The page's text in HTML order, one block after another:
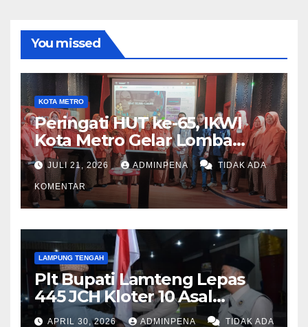
You missed
KOTA METRO
Peringati HUT ke-65, IKWI
Kota Metro Gelar Lomba
Fashion Show
JULI 21, 2026 ADMINPENA TIDAK ADA
KOMENTAR
LAMPUNG TENGAH
Plt Bupati Lamteng Lepas
445 JCH Kloter 10 Asal
Lamteng
APRIL 30, 2026 ADMINPENA TIDAK ADA